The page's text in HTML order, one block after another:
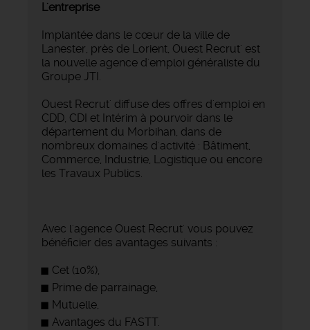
L'entreprise
Implantée dans le cœur de la ville de
Lanester, près de Lorient, Ouest Recrut' est
la nouvelle agence d'emploi généraliste du
Groupe JTI.
Ouest Recrut' diffuse des offres d'emploi en
CDD, CDI et Intérim à pourvoir dans le
département du Morbihan, dans de
nombreux domaines d'activité : Bâtiment,
Commerce, Industrie, Logistique ou encore
les Travaux Publics.
Avec l'agence Ouest Recrut' vous pouvez
bénéficier des avantages suivants :
Cet (10%),
Prime de parrainage,
Mutuelle,
Avantages du FASTT.